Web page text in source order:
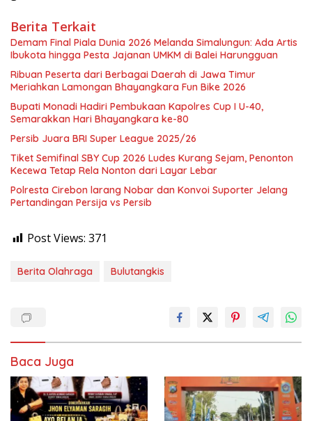
Berita Terkait
Demam Final Piala Dunia 2026 Melanda Simalungun: Ada Artis
Ibukota hingga Pesta Jajanan UMKM di Balei Harungguan
Ribuan Peserta dari Berbagai Daerah di Jawa Timur
Meriahkan Lamongan Bhayangkara Fun Bike 2026
Bupati Monadi Hadiri Pembukaan Kapolres Cup I U-40,
Semarakkan Hari Bhayangkara ke-80
Persib Juara BRI Super League 2025/26
Tiket Semifinal SBY Cup 2026 Ludes Kurang Sejam, Penonton
Kecewa Tetap Rela Nonton dari Layar Lebar
Polresta Cirebon larang Nobar dan Konvoi Suporter Jelang
Pertandingan Persija vs Persib
Post Views: 371
Berita Olahraga Bulutangkis
Baca Juga